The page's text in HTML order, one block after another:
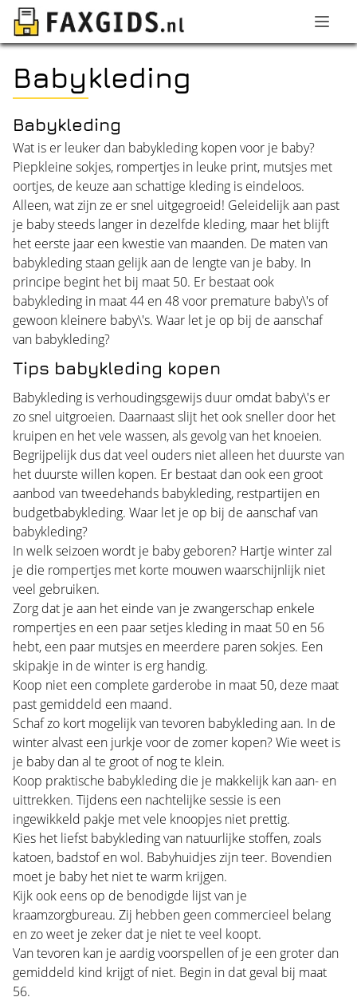
Babykleding
Babykleding
Wat is er leuker dan babykleding kopen voor je baby?
Piepkleine sokjes, rompertjes in leuke print, mutsjes met
oortjes, de keuze aan schattige kleding is eindeloos.
Alleen, wat zijn ze er snel uitgegroeid! Geleidelijk aan past
je baby steeds langer in dezelfde kleding, maar het blijft
het eerste jaar een kwestie van maanden. De maten van
babykleding staan gelijk aan de lengte van je baby. In
principe begint het bij maat 50. Er bestaat ook
babykleding in maat 44 en 48 voor premature baby\'s of
gewoon kleinere baby\'s. Waar let je op bij de aanschaf
van babykleding?
Tips babykleding kopen
Babykleding is verhoudingsgewijs duur omdat baby\'s er
zo snel uitgroeien. Daarnaast slijt het ook sneller door het
kruipen en het vele wassen, als gevolg van het knoeien.
Begrijpelijk dus dat veel ouders niet alleen het duurste van
het duurste willen kopen. Er bestaat dan ook een groot
aanbod van tweedehands babykleding, restpartijen en
budgetbabykleding. Waar let je op bij de aanschaf van
babykleding?
In welk seizoen wordt je baby geboren? Hartje winter zal
je die rompertjes met korte mouwen waarschijnlijk niet
veel gebruiken.
Zorg dat je aan het einde van je zwangerschap enkele
rompertjes en een paar setjes kleding in maat 50 en 56
hebt, een paar mutsjes en meerdere paren sokjes. Een
skipakje in de winter is erg handig.
Koop niet een complete garderobe in maat 50, deze maat
past gemiddeld een maand.
Schaf zo kort mogelijk van tevoren babykleding aan. In de
winter alvast een jurkje voor de zomer kopen? Wie weet is
je baby dan al te groot of nog te klein.
Koop praktische babykleding die je makkelijk kan aan- en
uittrekken. Tijdens een nachtelijke sessie is een
ingewikkeld pakje met vele knoopjes niet prettig.
Kies het liefst babykleding van natuurlijke stoffen, zoals
katoen, badstof en wol. Babyhuidjes zijn teer. Bovendien
moet je baby het niet te warm krijgen.
Kijk ook eens op de benodigde lijst van je
kraamzorgbureau. Zij hebben geen commercieel belang
en zo weet je zeker dat je niet te veel koopt.
Van tevoren kan je aardig voorspellen of je een groter dan
gemiddeld kind krijgt of niet. Begin in dat geval bij maat
56.